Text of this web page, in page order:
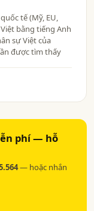
tế (Mỹ, EU,
bằng tiếng Anh
sự Việt của
được tìm thấy
phí — hỗ
— hoặc nhắn